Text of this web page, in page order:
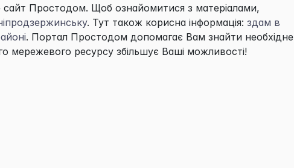
Простодом. Щоб ознайомитися з матеріалами,
. Тут також корисна інформація: здам в
. Портал Простодом допомагає Вам знайти необхідне
ресурсу збільшує Ваші можливості!